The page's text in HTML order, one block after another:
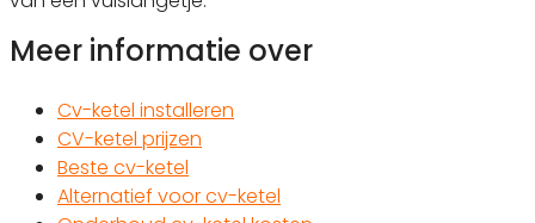
Meer informatie over
Cv-ketel installeren
CV-ketel prijzen
Beste cv-ketel
Alternatief voor cv-ketel